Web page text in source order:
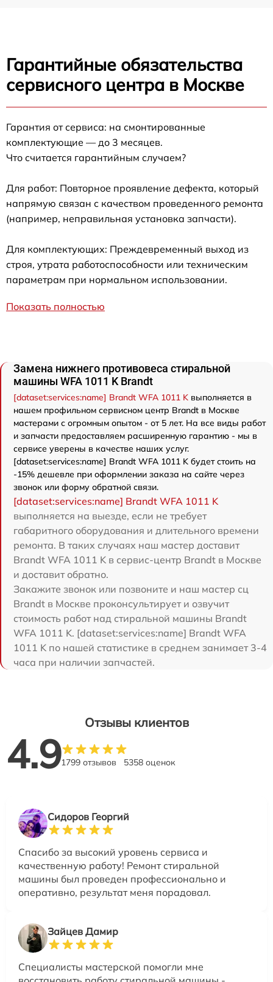
Гарантийные обязательства
сервисного центра в Москве
Гарантия от сервиса: на смонтированные
комплектующие — до 3 месяцев.
Что считается гарантийным случаем?
Для работ: Повторное проявление дефекта, который
напрямую связан с качеством проведенного ремонта
(например, неправильная установка запчасти).
Для комплектующих: Преждевременный выход из
строя, утрата работоспособности или техническим
параметрам при нормальном использовании.
Показать полностью
Замена нижнего противовеса стиральной
машины WFA 1011 K Brandt
[dataset:services:name] Brandt WFA 1011 K выполняется в
нашем профильном сервисном центр Brandt в Москве
мастерами с огромным опытом - от 5 лет. На все виды работ
и запчасти предоставляем расширенную гарантию - мы в
сервисе уверены в качестве наших услуг.
[dataset:services:name] Brandt WFA 1011 K будет стоить на
-15% дешевле при оформлении заказа на сайте через
звонок или форму обратной связи.
[dataset:services:name] Brandt WFA 1011 K
выполняется на выезде, если не требует
габаритного оборудования и длительного времени
ремонта. В таких случаях наш мастер доставит
Brandt WFA 1011 K в сервис-центр Brandt в Москве
и доставит обратно.
Закажите звонок или позвоните и наш мастер сц
Brandt в Москве проконсультирует и озвучит
стоимость работ над стиральной машины Brandt
WFA 1011 K. [dataset:services:name] Brandt WFA
1011 K по нашей статистике в среднем занимает 3-4
часа при наличии запчастей.
Отзывы клиентов
4.91799 отзывов 5358 оценок
Сидоров Георгий
Спасибо за высокий уровень сервиса и
качественную работу! Ремонт стиральной
машины был проведен профессионально и
оперативно, результат меня порадовал.
Зайцев Дамир
Специалисты мастерской помогли мне